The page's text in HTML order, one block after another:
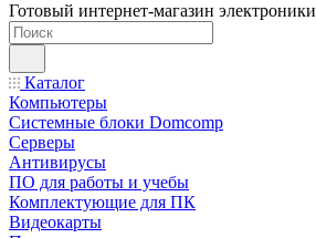
Готовый интернет-магазин электроники
Каталог
Компьютеры
Системные блоки Domcomp
Серверы
Антивирусы
ПО для работы и учебы
Комплектующие для ПК
Видеокарты